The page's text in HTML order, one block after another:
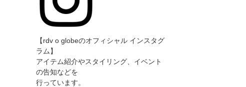
【rdv o globeのオフィシャル インスタグ
ラム】
アイテム紹介やスタイリング、イベント
の告知などを
行っています。